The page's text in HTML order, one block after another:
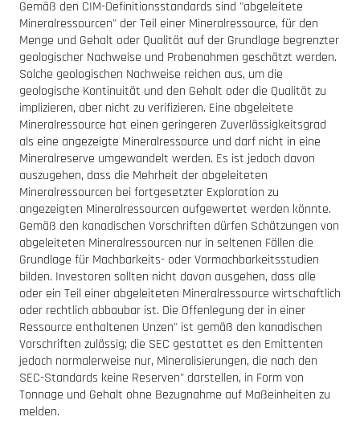
Gemäß den CIM-Definitionsstandards sind "abgeleitete
Mineralressourcen" der Teil einer Mineralressource, für den
Menge und Gehalt oder Qualität auf der Grundlage begrenzter
geologischer Nachweise und Probenahmen geschätzt werden.
Solche geologischen Nachweise reichen aus, um die
geologische Kontinuität und den Gehalt oder die Qualität zu
implizieren, aber nicht zu verifizieren. Eine abgeleitete
Mineralressource hat einen geringeren Zuverlässigkeitsgrad
als eine angezeigte Mineralressource und darf nicht in eine
Mineralreserve umgewandelt werden. Es ist jedoch davon
auszugehen, dass die Mehrheit der abgeleiteten
Mineralressourcen bei fortgesetzter Exploration zu
angezeigten Mineralressourcen aufgewertet werden könnte.
Gemäß den kanadischen Vorschriften dürfen Schätzungen von
abgeleiteten Mineralressourcen nur in seltenen Fällen die
Grundlage für Machbarkeits- oder Vormachbarkeitsstudien
bilden. Investoren sollten nicht davon ausgehen, dass alle
oder ein Teil einer abgeleiteten Mineralressource wirtschaftlich
oder rechtlich abbaubar ist. Die Offenlegung der in einer
Ressource enthaltenen Unzen" ist gemäß den kanadischen
Vorschriften zulässig; die SEC gestattet es den Emittenten
jedoch normalerweise nur, Mineralisierungen, die nach den
SEC-Standards keine Reserven" darstellen, in Form von
Tonnage und Gehalt ohne Bezugnahme auf Maßeinheiten zu
melden.